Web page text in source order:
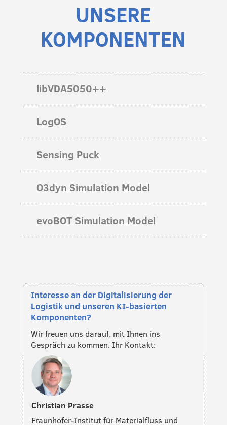
UNSERE
KOMPONENTEN
libVDA5050++
LogOS
Sensing Puck
O3dyn Simulation Model
evoBOT Simulation Model
Interesse an der Digitalisierung der
Logistik und unseren KI-basierten
Komponenten?
Wir freuen uns darauf, mit Ihnen ins
Gespräch zu kommen. Ihr Kontakt:
Christian Prasse
Fraunhofer-Institut für Materialfluss und